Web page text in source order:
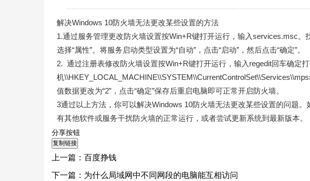
解决‌Windows 10‌防火墙无法更改某些设置的方法 ‌
1.通过服务管理更改防火墙设置‌按Win+R键打开运行，输入services.msc。
选择“属性”。将服务启动类型设置为“自动”，点击“启动”，然后点击“确定”。
2. ‌通过‌注册表修改防火墙设置‌按Win+R键打开运行，输入regedit回车确定
机
值数据更改为“2”，点击“确定”保存后重启电脑即可正常开启防火墙。
‌3通过以上方法，你可以解决Windows 10防火墙无法更改某些设置的问题
有其他软件或服务干扰防火墙的正常运行，或者尝试更新系统到最新版本。
分享按钮
上一篇： 百度挣钱
下一篇： 为什么局域网中不同网段的电脑能互相访问